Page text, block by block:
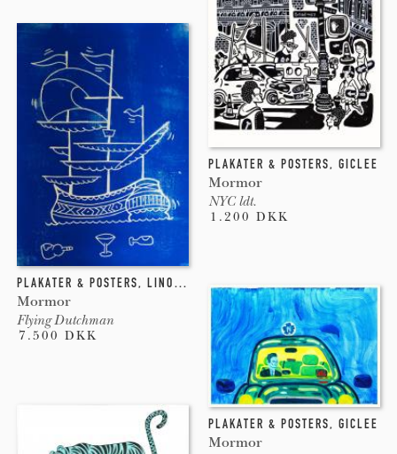
PLAKATER & POSTERS, GICLEE
Mormor
NYC ldt.
1.200 DKK
PLAKATER & POSTERS, LINOLEUMSTRYK
Mormor
Flying Dutchman
7.500 DKK
PLAKATER & POSTERS, GICLEE
Mormor